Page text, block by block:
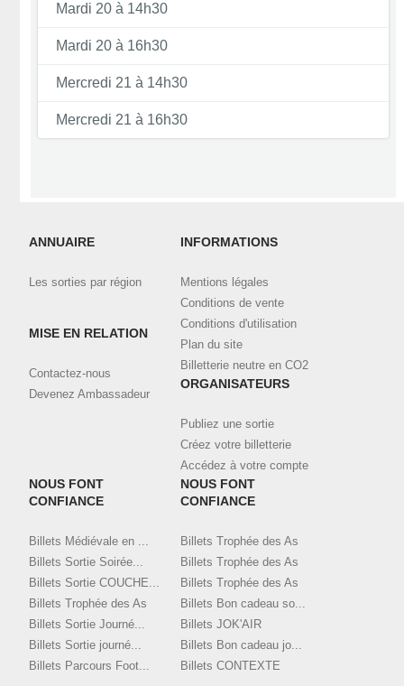
Mardi 20 à 14h30
Mardi 20 à 16h30
Mercredi 21 à 14h30
Mercredi 21 à 16h30
ANNUAIRE
Les sorties par région
MISE EN RELATION
Contactez-nous
Devenez Ambassadeur
INFORMATIONS
Mentions légales
Conditions de vente
Conditions d'utilisation
Plan du site
Billetterie neutre en CO2
ORGANISATEURS
Publiez une sortie
Créez votre billetterie
Accédez à votre compte
NOUS FONT
CONFIANCE
Billets Médiévale en ...
Billets Sortie Soirée...
Billets Sortie COUCHE...
Billets Trophée des As
Billets Sortie Journé...
Billets Sortie journé...
Billets Parcours Foot...
NOUS FONT
CONFIANCE
Billets Trophée des As
Billets Trophée des As
Billets Trophée des As
Billets Bon cadeau so...
Billets JOK'AIR
Billets Bon cadeau jo...
Billets CONTEXTE